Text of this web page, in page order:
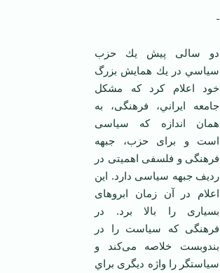
دو سالی پيش يك حزب
سياسي در يك همايش بزرگ
خود اعلام كرد كه مشكل
جامعه ايراني، فرهنگی، به
همان اندازه كه سياسی
است و برای حزب، جبهه
فرهنگی و فلسفی اهميتی در
رديف جبهه سياسی دارد. اين
اعلام در آن زمان ابروهای
بسياری را بالا برد. در
فرهنگی كه سياست را در
بندوبست خلاصه می‌كند و
سياستگر را واژه ديگری براي